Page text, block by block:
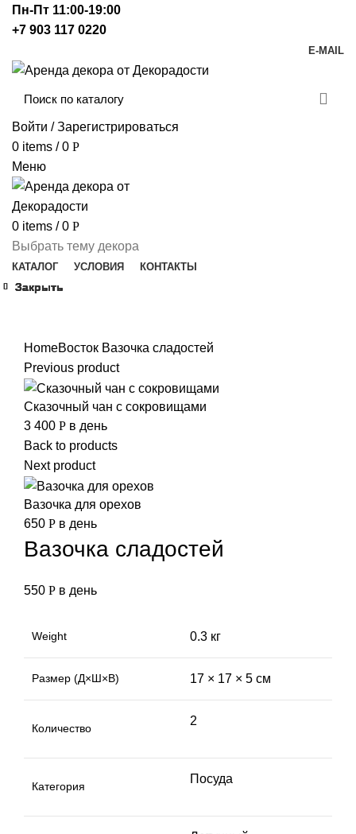
Пн-Пт 11:00-19:00
+7 903 117 0220
E-MAIL
Войти / Зарегистрироваться
0 items / 0 Р
Меню
0 items / 0 Р
Выбрать тему декора
КАТАЛОГ УСЛОВИЯ КОНТАКТЫ
HomeВосток Вазочка сладостей
Previous product
Сказочный чан с сокровищами
3 400 Р в день
Back to products
Next product
Вазочка для орехов
650 Р в день
Вазочка сладостей
550 Р в день
Weight 0.3 кг
Размер (Д×Ш×В) 17 × 17 × 5 см
Количество
2
Категория
Посуда
Закрыть
Закрыть
Закрыть
Закрыть
Закрыть
Закрыть
Закрыть
Закрыть